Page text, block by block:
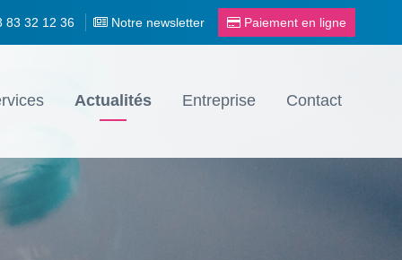
83 32 12 36 Notre newsletter Paiement en ligne
Actualités Entreprise Contact